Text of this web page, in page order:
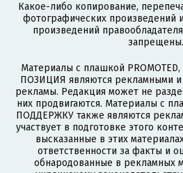
Какое-либо копирование,
фотографических произведений
произведений
запрещены.
Материалы с плашкой
ПОЗИЦИЯ являются рекламными и
рекламы. Редакция может не
них продвигаются. Материалы с
ПОДДЕРЖКУ также являются
участвует в подготовке этого
высказанные в этих
ответственности за факты и
обнародованные в рекламных